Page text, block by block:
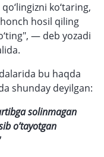
ko‘taring,
hosil qiling
— deb yozadi
bu haqda
shunday deyilgan:
solinmagan
o’tayotgan